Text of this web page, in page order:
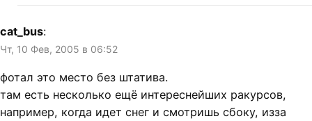
cat_bus:
Чт, 10 Фев, 2005 в 06:52
фотал это место без штатива.
там есть несколько ещё интереснейших ракурсов,
например, когда идет снег и смотришь сбоку, изза